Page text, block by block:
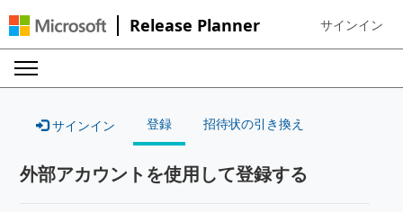
Release Planner Sign in to
サインイン
サインイン 登録 招待状の引き換え
外部アカウントを使用して登録する